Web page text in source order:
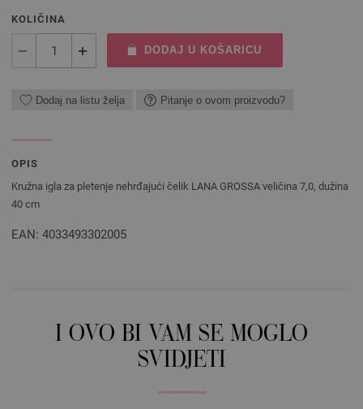
KOLIČINA
DODAJ U KOŠARICU
Dodaj na listu želja Pitanje o ovom proizvodu?
OPIS
Kružna igla za pletenje nehrđajući čelik LANA GROSSA veličina 7,0, dužina
40 cm
EAN: 4033493302005
I OVO BI VAM SE MOGLO
SVIDJETI